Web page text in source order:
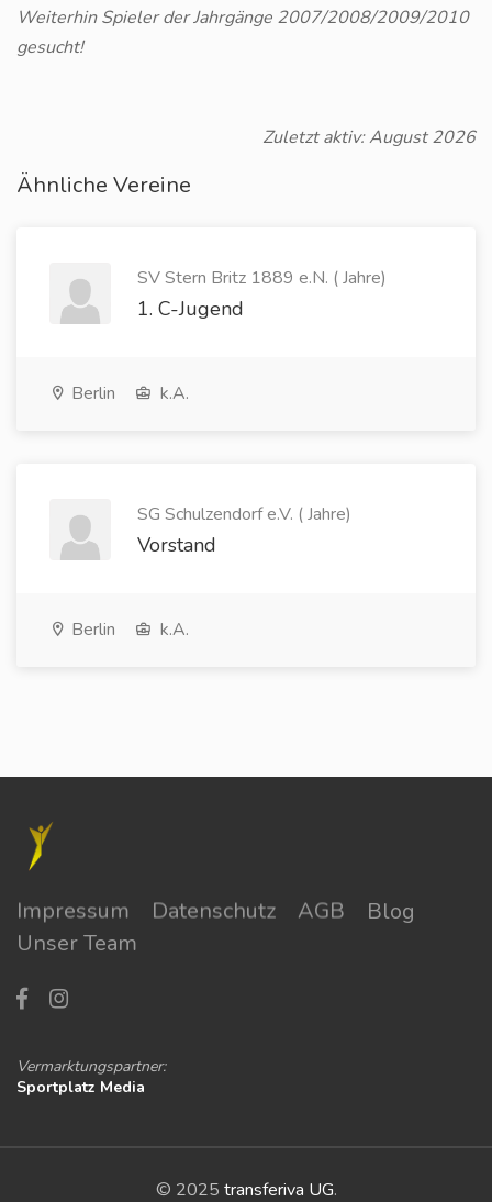
Weiterhin Spieler der Jahrgänge 2007/2008/2009/2010
gesucht!
Zuletzt aktiv: August 2026
Ähnliche Vereine
SV Stern Britz 1889 e.N. ( Jahre)
1. C-Jugend
Berlin k.A.
SG Schulzendorf e.V. ( Jahre)
Vorstand
Berlin k.A.
Impressum Datenschutz AGB
Blog
Unser Team
Vermarktungspartner:
Sportplatz Media
© 2025 transferiva UG.